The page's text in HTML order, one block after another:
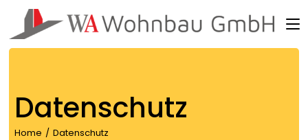
Datenschutz
Home Datenschutz